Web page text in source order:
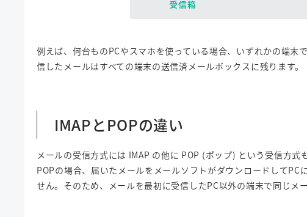
例えば、何台ものPCやスマホを使っている場合、いずれかの端
信したメールはすべての端末の送信済メールボックスに残ります。
IMAPとPOPの違い
メールの受信方式には IMAP の他に POP (ポップ) という受信方式
POPの場合、届いたメールをメールソフトがダウンロードして
せん。そのため、メールを最初に受信したPC以外の端末で同じメ